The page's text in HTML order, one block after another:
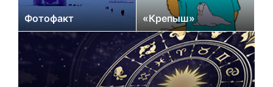
Фотофакт «Крепыш»